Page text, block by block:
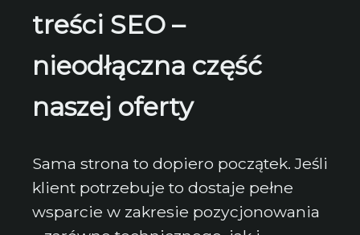
treści SEO –
nieodłączna część
naszej oferty
Sama strona to dopiero początek. Jeśli
klient potrzebuje to dostaje pełne
wsparcie w zakresie pozycjonowania